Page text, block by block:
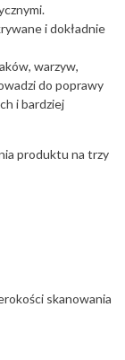
i dokładnie
warzyw,
do poprawy
i bardziej
produktu na trzy
skanowania